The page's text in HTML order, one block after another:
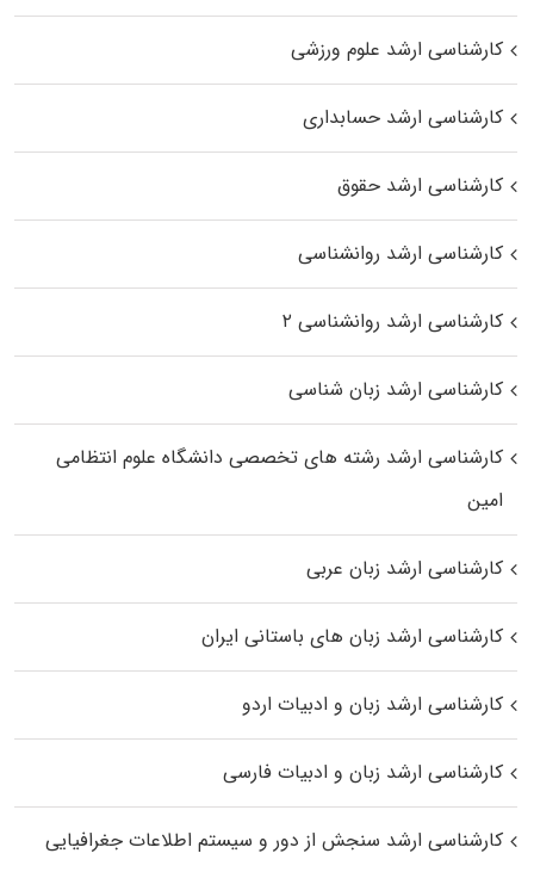
کارشناسی ارشد علوم ورزشی
کارشناسی ارشد حسابداری
کارشناسی ارشد حقوق
کارشناسی ارشد روانشناسی
کارشناسی ارشد روانشناسی ۲
کارشناسی ارشد زبان شناسی
کارشناسی ارشد رﺷﺘﻪ ﻫﺎی تخصصی داﻧﺸﮕﺎه ﻋﻠﻮم انتظامی
اﻣﻴﻦ
کارشناسی ارشد زبان عربی
کارشناسی ارشد زبان‌ های باستانی ایران
کارشناسی ارشد زبان و ادبیات اردو
کارشناسی ارشد زبان و ادبیات فارسی
کارشناسی ارشد سنجش از دور و سیستم اطلاعات جغرافیایی